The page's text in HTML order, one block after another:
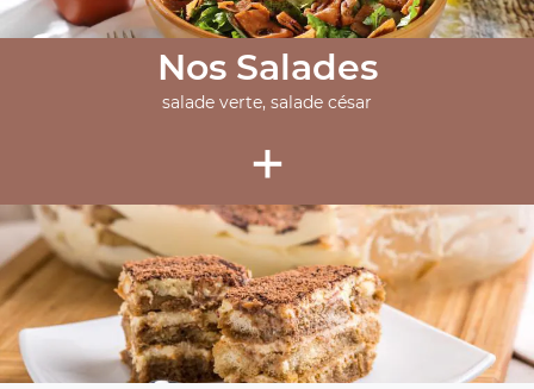
Nos Salades
salade verte, salade césar
+